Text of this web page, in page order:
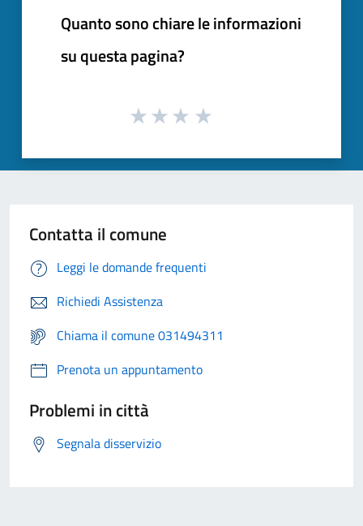
Quanto sono chiare le informazioni
su questa pagina?
Contatta il comune
Leggi le domande frequenti
Richiedi Assistenza
Chiama il comune 031494311
Prenota un appuntamento
Problemi in città
Segnala disservizio